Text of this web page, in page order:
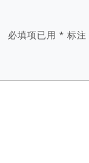
必填项已用 * 标注